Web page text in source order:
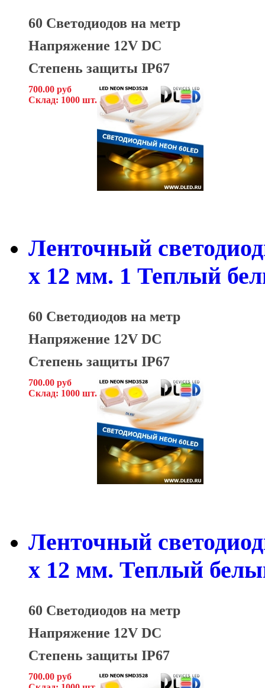
60 Светодиодов на метр
Напряжение 12V DC
Степень защиты IP67
700.00 руб
Склад: 1000 шт.
Ленточный
x 12 мм. 1 Теплый
60 Светодиодов на метр
Напряжение 12V DC
Степень защиты IP67
700.00 руб
Склад: 1000 шт.
Ленточный
x 12 мм. Теплый
60 Светодиодов на метр
Напряжение 12V DC
Степень защиты IP67
700.00 руб